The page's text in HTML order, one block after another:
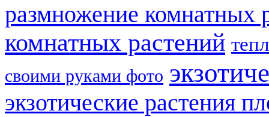
размножение комнатных
комнатных растений
своими руками фото
экзотические растения